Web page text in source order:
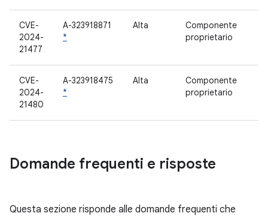
CVE-
2024-
21477
A-323918871
*
Alta
Componente
proprietario
CVE-
2024-
21480
A-323918475
*
Alta
Componente
proprietario
Domande frequenti e risposte
Questa sezione risponde alle domande frequenti che